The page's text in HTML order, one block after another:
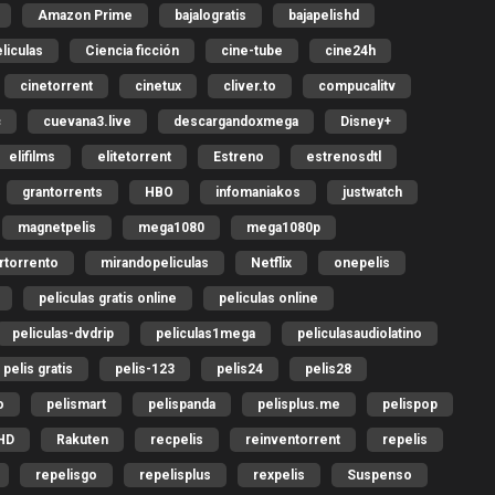
Amazon Prime bajalogratis bajapelishd
Ciencia ficción cine-tube cine24h
cinetorrent cinetux cliver.to compucalitv
cuevana3.live descargandoxmega Disney+
elifilms elitetorrent Estreno estrenosdtl
grantorrents HBO infomaniakos justwatch
magnetpelis mega1080 mega1080p
mirandopeliculas Netflix onepelis
peliculas gratis online peliculas online
peliculas-dvdrip peliculas1mega peliculasaudiolatino
pelis gratis pelis-123 pelis24 pelis28
pelismart pelispanda pelisplus.me pelispop
Rakuten recpelis reinventorrent repelis
repelisgo repelisplus rexpelis Suspenso